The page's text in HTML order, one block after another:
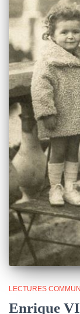
LECTURES
Enrique